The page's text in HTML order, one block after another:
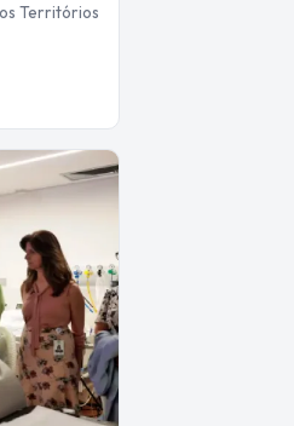
Territórios